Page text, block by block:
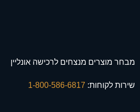
מבחר מוצרים מנצחים לרכישה אונליין
שירות לקוחות: